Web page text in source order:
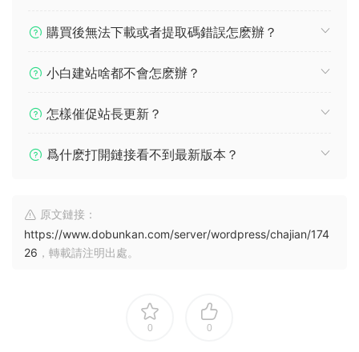
購買後無法下載或者提取碼錯誤怎麽辦？
小白建站啥都不會怎麽辦？
怎樣催促站長更新？
爲什麽打開鏈接看不到最新版本？
原文鏈接：
https://www.dobunkan.com/server/wordpress/chajian/174
26 ，轉載請注明出處。
0 0